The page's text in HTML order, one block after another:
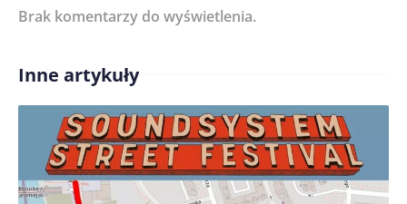
Treść komentarza*
Imię/ Nick*
Brak komentarzy do wyświetlenia.
Inne artykuły